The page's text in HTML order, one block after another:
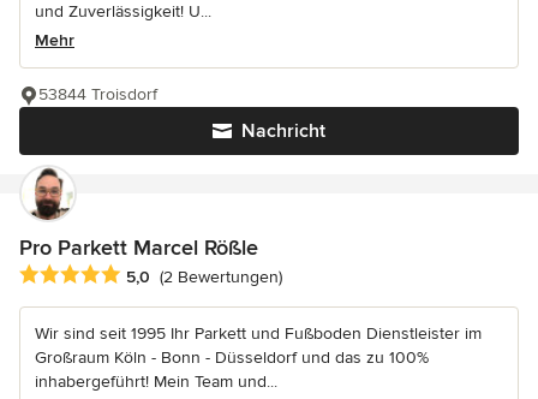
und Zuverlässigkeit! U...
Mehr
Nachricht
53844 Troisdorf
Pro Parkett Marcel Rößle
Durchschnittliche Bewertung: 5 von 5 Sternen
5,0 (2 Bewertungen)
Wir sind seit 1995 Ihr Parkett und Fußboden Dienstleister im
Großraum Köln - Bonn - Düsseldorf und das zu 100%
inhabergeführt! Mein Team und...